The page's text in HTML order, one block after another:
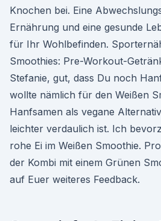
Knochen bei. Eine
Ernährung und eine gesunde
für Ihr Wohlbefinden.
Smoothies: Pre-Workout-
Stefanie, gut, dass Du noch
wollte nämlich für den Weißen
Hanfsamen als vegane
leichter verdaulich ist. Ich
rohe Ei im Weißen Smoothie.
der Kombi mit einem Grünen
auf Euer weiteres Feedback.